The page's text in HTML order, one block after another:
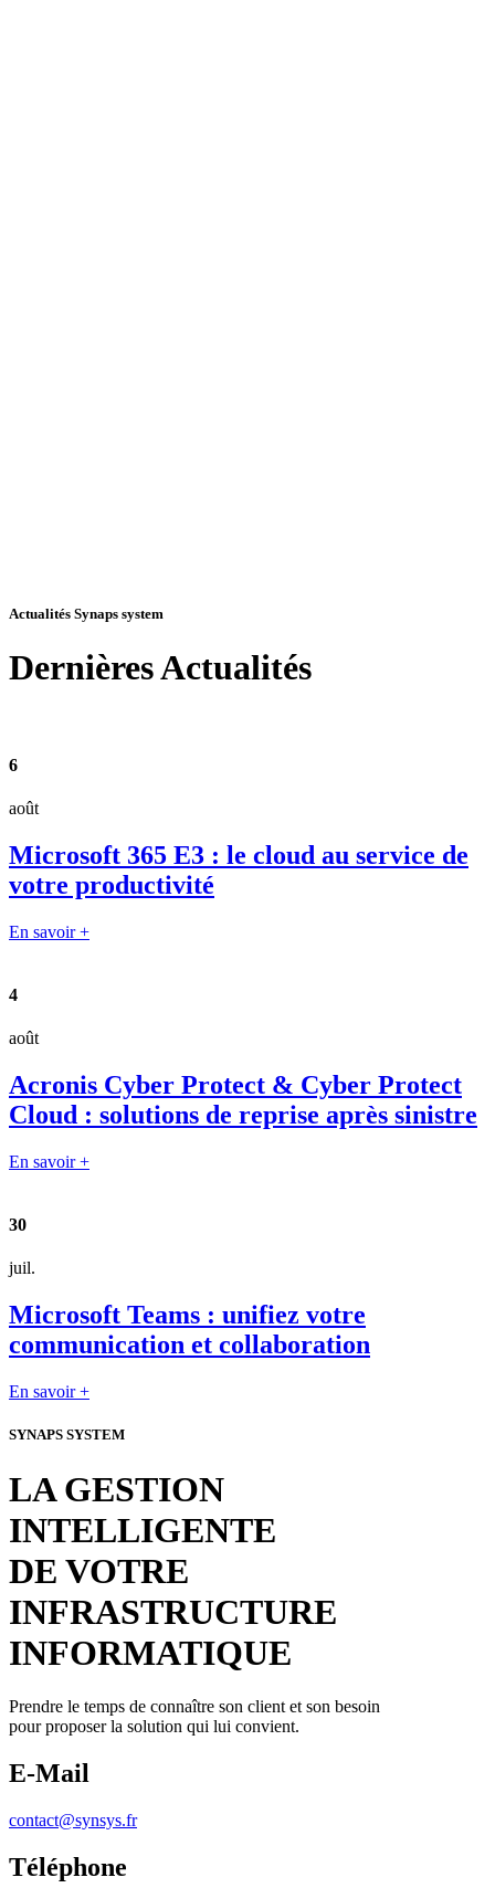
Actualités Synaps system
DernièresActualités
6
août
Microsoft 365 E3 : le cloud au service de
votre productivité
En savoir +
4
août
Acronis Cyber Protect & Cyber Protect
Cloud : solutions de reprise après sinistre
En savoir +
30
juil.
Microsoft Teams : unifiez votre
communication et collaboration
En savoir +
SYNAPS SYSTEM
LA GESTION
INTELLIGENTE
DE VOTRE
INFRASTRUCTURE
INFORMATIQUE
Prendre le temps de connaître son client et son besoin
pour proposer la solution qui lui convient.
E-Mail
contact@synsys.fr
Téléphone